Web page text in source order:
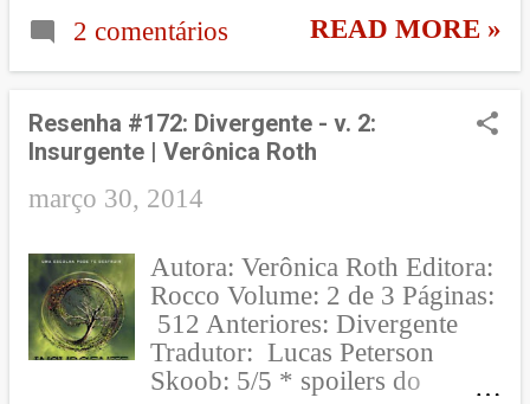
2 comentários
READ MORE »
Resenha #172: Divergente - v. 2:
Insurgente | Verônica Roth
março 30, 2014
Autora: Verônica Roth Editora:
Rocco Volume: 2 de 3 Páginas:
512 Anteriores: Divergente
Tradutor: Lucas Peterson
Skoob: 5/5 * spoilers do